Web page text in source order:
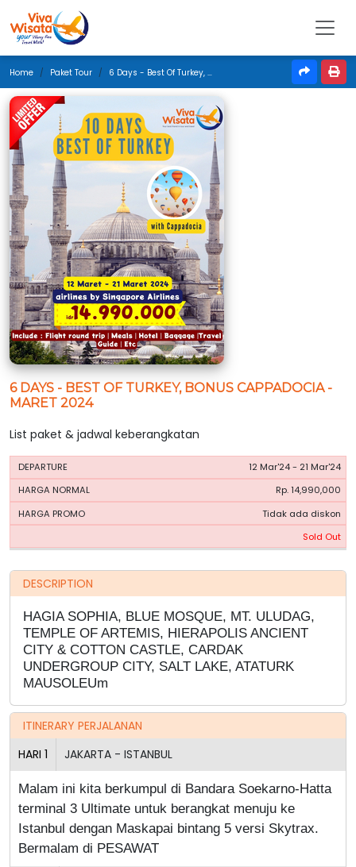
Home Paket Tour 6 Days - Best Of Turkey, Bonus Cappadocia - Maret 2024
6 DAYS - BEST OF TURKEY, BONUS CAPPADOCIA -
MARET 2024
List paket & jadwal keberangkatan
PERIODE
HARGA
12 Mar'24 - 21 Mar'24
Rp. 14,990,000
Tidak ada diskon
Sold Out
DESCRIPTION
HAGIA SOPHIA, BLUE MOSQUE, MT. ULUDAG,
TEMPLE OF ARTEMIS, HIERAPOLIS ANCIENT
CITY & COTTON CASTLE, CARDAK
UNDERGROUP CITY, SALT LAKE, ATATURK
MAUSOLEUm
ITINERARY PERJALANAN
HARI 1 JAKARTA - ISTANBUL
Malam ini kita berkumpul di Bandara Soekarno-Hatta
terminal 3 Ultimate untuk berangkat menuju ke
Istanbul dengan Maskapai bintang 5 versi Skytrax.
Bermalam di PESAWAT